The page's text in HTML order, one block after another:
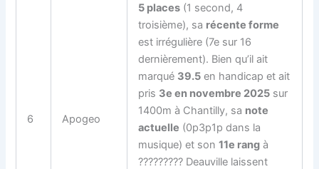
6 Apogeo
5 places (1 second, 4
troisième), sa récente forme
est irrégulière (7e sur 16
dernièrement). Bien qu’il ait
marqué 39.5 en handicap et ait
pris 3e en novembre 2025 sur
1400m à Chantilly, sa note
actuelle (0p3p1p dans la
musique) et son11e rang à
????????? Deauville laissent